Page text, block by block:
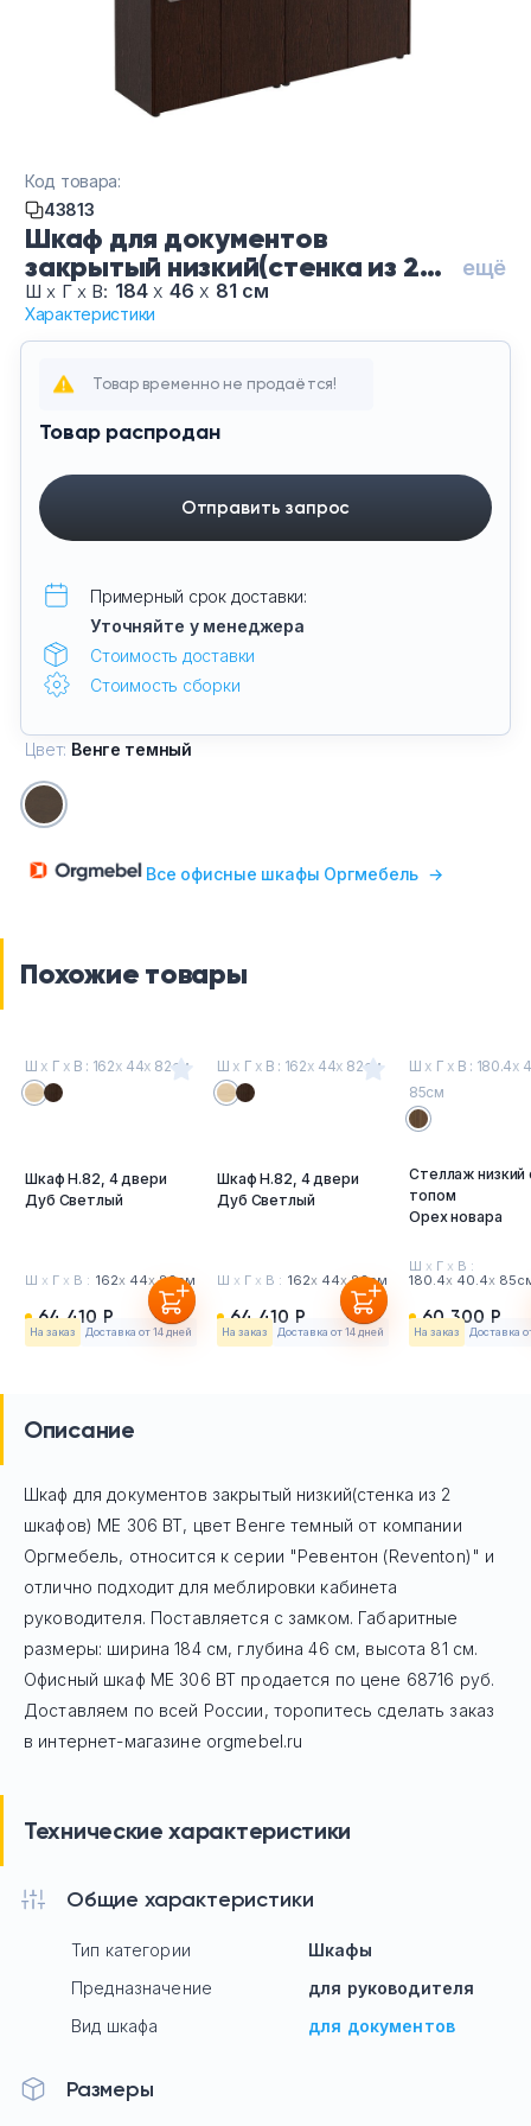
Шкаф для документов
закрытый низкий(стенка из 2
шкафов) МЕ 306 ВТ, цвет Венге
темный
ещё
Шх Г х В: 184х 46х 81 см
Характеристики
Код товара:
43813
Товар временно не продаётся!
Товар распродан
Отправить запрос
Примерный срок доставки:
Уточняйте у менеджера
Стоимость доставки
Стоимость сборки
Цвет: Венге темный
Все офисные шкафы Оргмебель →
Похожие товары
Ш х Г х В : 162х 44х 82см
Шкаф H.82, 4 двери
Дуб Светлый
Ш х Г х В : 162х 44х82см
64 410 Р
На заказ Доставка от 14 дней
Ш х Г х В : 162х 44х 82см
Шкаф H.82, 4 двери
Дуб Светлый
Ш х Г х В : 162х 44х82см
64 410 Р
На заказ Доставка от 14 дней
Ш х Г х В : 180.4х
85см
Стеллаж низкий
топом
Орех новара
Ш х Г х В :
180.4х 40.4х
60 300 Р
На заказ Доставка
Описание
Шкаф для документов закрытый низкий(стенка из 2
шкафов) МЕ 306 ВТ, цвет Венге темный от компании
Оргмебель, относится к серии "Ревентон (Reventon)" и
отлично подходит для меблировки кабинета
руководителя. Поставляется с замком. Габаритные
размеры: ширина 184 см, глубина 46 см, высота 81 см.
Офисный шкаф МЕ 306 ВТ продается по цене 68716 руб.
Доставляем по всей России, торопитесь сделать заказ
в интернет-магазине orgmebel.ru
Технические характеристики
Общие характеристики
Тип категории
Шкафы
Предназначение
для руководителя
Вид шкафа
для документов
Размеры
Офисные шкафы
Обеденная зона
Искусственные растения
Кашпо